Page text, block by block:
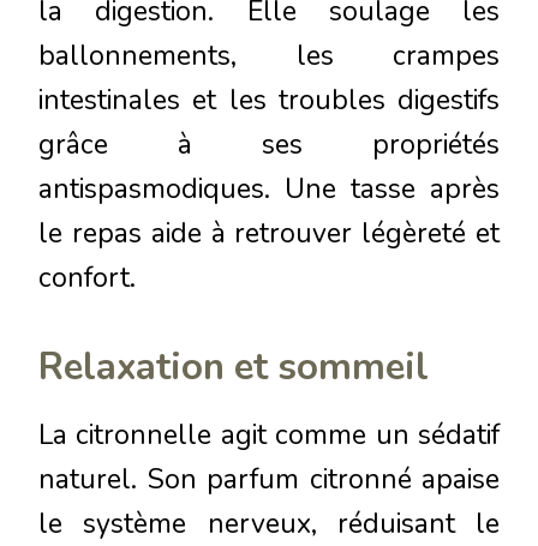
la digestion. Elle soulage les
ballonnements, les crampes
intestinales et les troubles digestifs
grâce à ses propriétés
antispasmodiques. Une tasse après
le repas aide à retrouver légèreté et
confort.
Relaxation et sommeil
La citronnelle agit comme un sédatif
naturel. Son parfum citronné apaise
le système nerveux, réduisant le